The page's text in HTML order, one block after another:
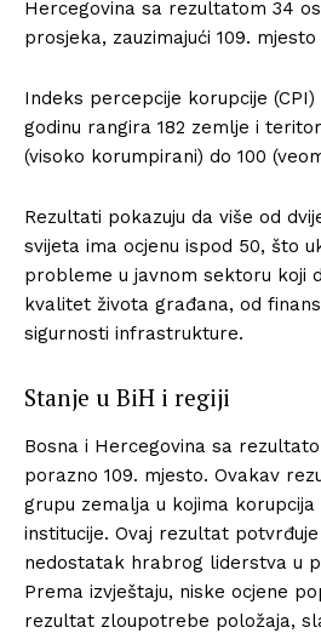
Hercegovina sa rezultatom 34
prosjeka, zauzimajući 109.
Indeks percepcije korupcije (CPI)
godinu rangira 182 zemlje i
(visoko korumpirani) do 100
Rezultati pokazuju da više od
svijeta ima ocjenu ispod 50, što
probleme u javnom sektoru koji
kvalitet života građana, od
sigurnosti infrastrukture.
Stanje u BiH i regiji
Bosna i Hercegovina sa
porazno 109. mjesto. Ovakav
grupu zemalja u kojima
institucije. Ovaj rezultat
nedostatak hrabrog liderstva u
Prema izvještaju, niske ocjene
rezultat zloupotrebe položaja,